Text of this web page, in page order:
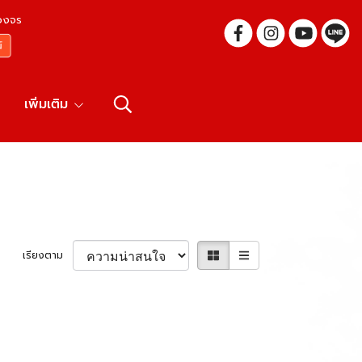
จร
เพิ่มเติม
เรียงตาม